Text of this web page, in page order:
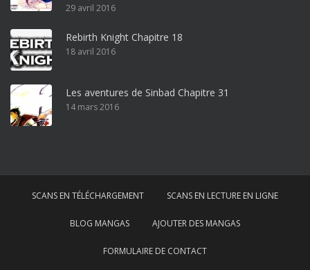
i
c
e
3
r
d
29 avril 2016
Rebirth Knight Chapitre 18
18 avril 2016
Les aventures de Sinbad Chapitre 31
14 mars 2016
SCANS EN TÉLÉCHARGEMENT SCANS EN LECTURE EN LIGNE
BLOG MANGAS AJOUTER DES MANGAS
FORMULAIRE DE CONTACT